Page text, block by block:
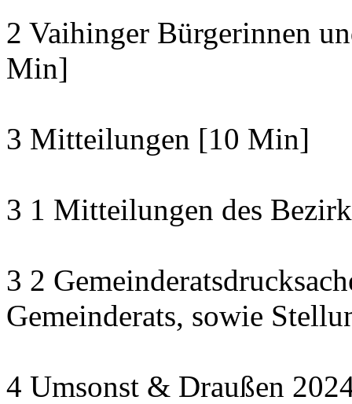
2 Vaihinger Bürgerinnen
Min]
3 Mitteilungen [10 Min]
3 1 Mitteilungen des
3 2
Gemeinderats, sowie
4 Umsonst & Draußen